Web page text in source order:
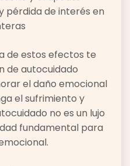
pérdida de interés en
de estos efectos te
de autocuidado
el daño emocional
el sufrimiento y
no es un lujo
fundamental para